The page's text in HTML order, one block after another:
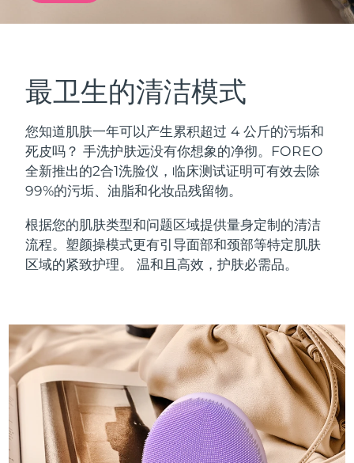
最卫生的清洁模式
您知道肌肤一年可以产生累积超过 4 公斤的污垢和
死皮吗？ 手洗护肤远没有你想象的净彻。FOREO
全新推出的2合1洗脸仪，临床测试证明可有效去除
99%的污垢、油脂和化妆品残留物。
根据您的肌肤类型和问题区域提供量身定制的清洁
流程。塑颜操模式更有引导面部和颈部等特定肌肤
区域的紧致护理。 温和且高效，护肤必需品。
红光疗法
面部清洁
LUNA™ 4 套装
Anti-aging massage
LUNA™ 4 Plus
LUNA™ 4 Men
For men, anti-aging massage
LUNA™ 4 mini
For young skin, T-zone
紧致提拉
BEAR™ 2 套装
Microcurrent toning
BEAR™ 2 go
BEAR™ 2 eyes & lips
Microcurrent line smoothing device
面部提拉护理
Premium anti-aging skincare
补水保湿
UFO™ 3 套装
UFO™ 3 LED
Near-infrared and red light therapy
device
UFO™ 3 mini
Red light therapy device for young skin
口腔护理
issa™ 4
issa™ 4 plus
Smart hybrid silicone sonic toothbrush
issa™ 4 smile
Hybrid silicone sonic toothbrush
抗老
FAQ™ 101
Clinical anti-aging
LED治疗
NEW
FAQ™ 201
LED mask
NEW
奥地利 预计送达日期
比利时 预计送达日期8/10/26
百慕大 预计送达日期
波斯尼亚和黑塞哥维那 预计送达日期8/13/26
文莱 预计送达日期
加拿大 预计送达日期8/14/26
智利 预计送达日期8/14/26
中国 预计送达日期 8/10/26
哥伦比亚 预计送达日期8/14/26